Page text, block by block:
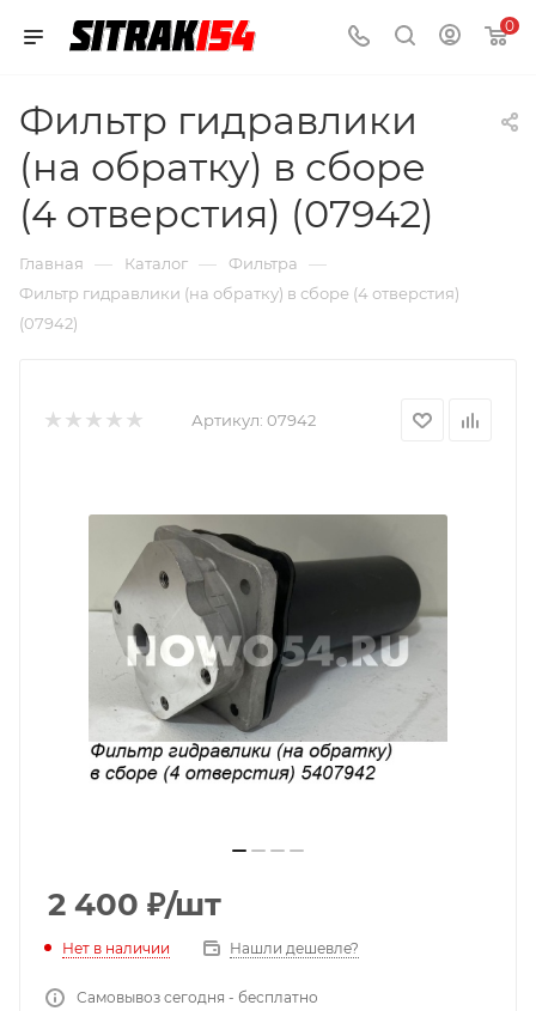
0
Фильтр гидравлики
(на обратку) в сборе
(4 отверстия) (07942)
Главная — Каталог — Фильтра —
Фильтр гидравлики (на обратку) в сборе (4 отверстия)
(07942)
Артикул: 07942
2 400 ₽/шт
Нет в наличии Нашли дешевле?
Самовывоз сегодня - бесплатно